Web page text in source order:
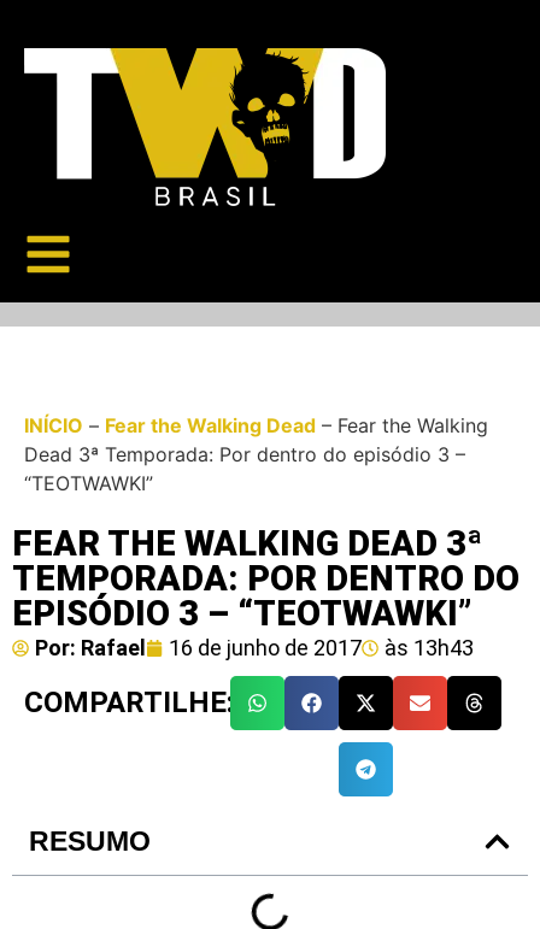
INÍCIO – Fear the Walking Dead – Fear the Walking
Dead 3ª Temporada: Por dentro do episódio 3 –
“TEOTWAWKI”
FEAR THE WALKING DEAD 3ª
TEMPORADA: POR DENTRO DO
EPISÓDIO 3 – “TEOTWAWKI”
Por: Rafael 16 de junho de 2017 às 13h43
COMPARTILHE:
RESUMO